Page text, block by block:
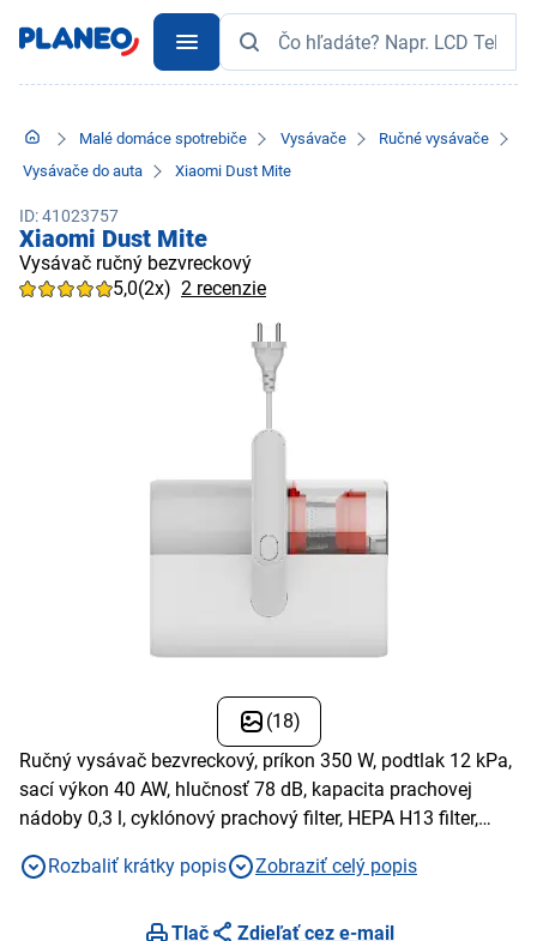
Malé domáce spotrebiče Vysávače
Ručné vysávače
Vysávače do auta
Xiaomi Dust Mite
ID: 41023757
Xiaomi Dust Mite
Vysávač ručný bezvreckový
5,0(2x) 2 recenzie
(18)
Ručný vysávač bezvreckový, príkon 350 W, podtlak 12 kPa,
sací výkon 40 AW, hlučnosť 78 dB, kapacita prachovej
nádoby 0,3 l, cyklónový prachový filter, HEPA H13 filter,
výkonu, biela
Rozbaliť krátky popis Zobraziť celý popis
Tlač
Zdieľať cez e-mail